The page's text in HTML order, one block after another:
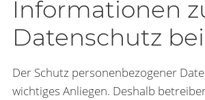
Informationen
Datenschutz bei
Der Schutz personenbezogener
wichtiges Anliegen. Deshalb